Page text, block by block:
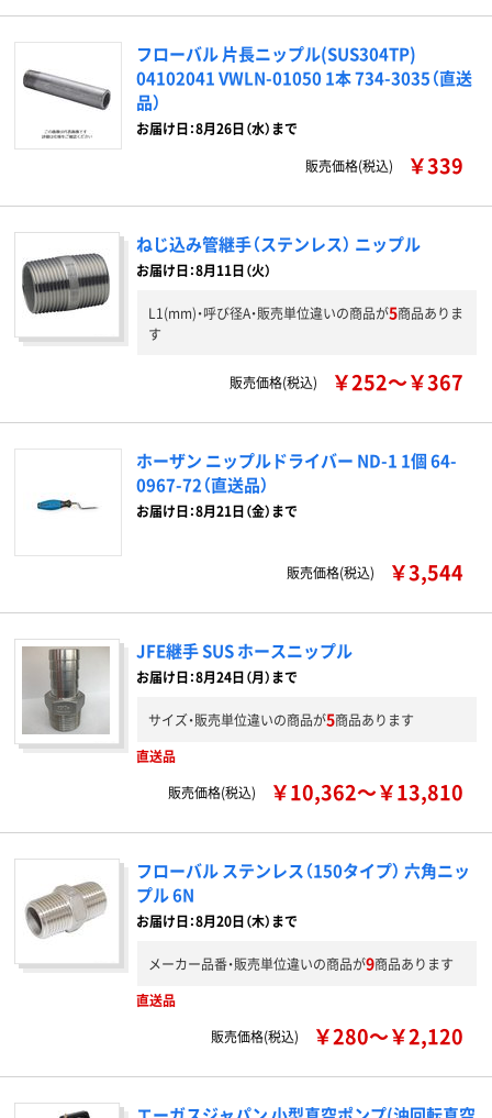
フローバル 片長ニップル(SUS304TP)
04102041 VWLN-01050 1本 734-3035（直送
品）
お届け日：8月26日（水）まで
販売価格(税込)
￥339
ねじ込み管継手（ステンレス） ニップル
お届け日：8月11日（火）
L1(mm)・呼び径A・販売単位違いの商品が5商品ありま
す
販売価格(税込) ￥252～￥367
ホーザン ニップルドライバー ND-1 1個 64-
0967-72（直送品）
お届け日：8月21日（金）まで
販売価格(税込) ￥3,544
JFE継手 SUS ホースニップル
お届け日：8月24日（月）まで
サイズ・販売単位違いの商品が5商品あります
直送品
販売価格(税込)
￥10,362～￥13,810
フローバル ステンレス（150タイプ） 六角ニッ
プル 6N
お届け日：8月20日（木）まで
メーカー品番・販売単位違いの商品が9商品あります
直送品
販売価格(税込)
￥280～￥2,120